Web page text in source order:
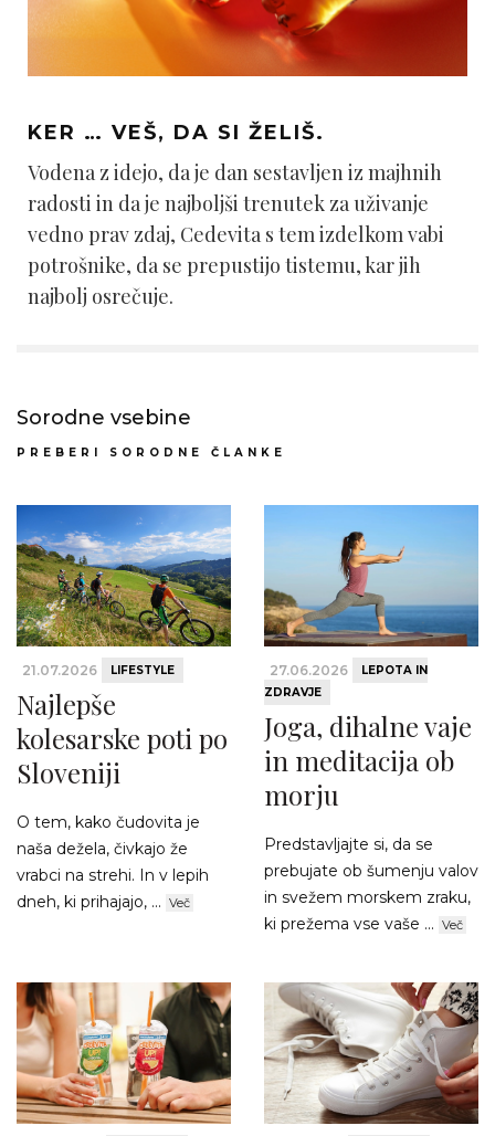
KER … VEŠ, DA SI ŽELIŠ.
Vodena z idejo, da je dan sestavljen iz majhnih
radosti in da je najboljši trenutek za uživanje
vedno prav zdaj, Cedevita s tem izdelkom vabi
potrošnike, da se prepustijo tistemu, kar jih
najbolj osrečuje.
Sorodne vsebine
PREBERI SORODNE ČLANKE
21.07.2026 LIFESTYLE
Najlepše
kolesarske poti po
Sloveniji
O tem, kako čudovita je
naša dežela, čivkajo že
vrabci na strehi. In v lepih
dneh, ki prihajajo, ... Več
27.06.2026
LEPOTA IN
ZDRAVJE
Joga, dihalne vaje
in meditacija ob
morju
Predstavljajte si, da se
prebujate ob šumenju valov
in svežem morskem zraku,
ki prežema vse vaše ... Več